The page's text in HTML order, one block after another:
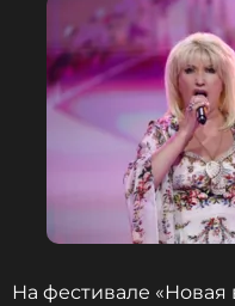
На фестивале «Новая